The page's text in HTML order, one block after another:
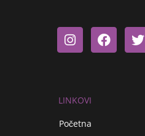
n
s
t
r
a
m
a
c
e
i
t
LINKOVI
Početna